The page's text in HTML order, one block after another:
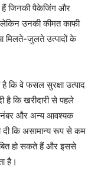
हैं जिनकी पैकेजिंग और
उनकी कीमत काफी
मिलते-जुलते उत्पादों के
कि वे फसल सुरक्षा उत्पाद
है कि खरीदारी से पहले
नंबर और अन्य आवश्यक
दी कि असामान्य रूप से कम
हो सकते हैं और इससे
है।